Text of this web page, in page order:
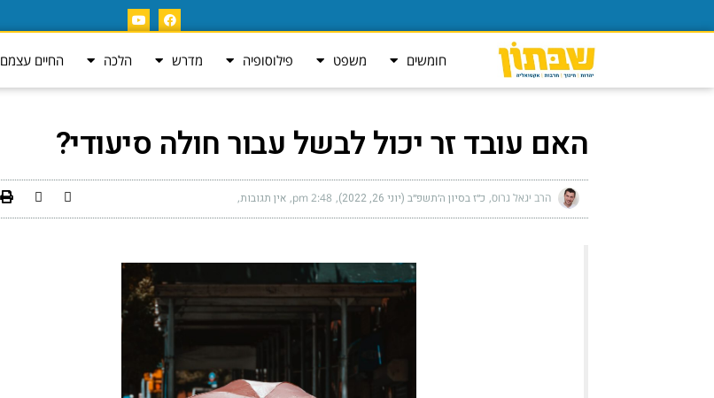
חומשים משפט פילוסופיה מדרש הלכה החיים עצמם
האם עובד זר יכול לבשל עבור חולה סיעודי?
הרב יגאל גרוס כ״ז בסיון ה׳תשפ״ב (יוני 26, 2022) 2:48 pm אין תגובות